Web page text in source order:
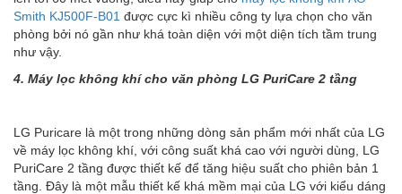
Smith KJ500F-B01 được cực kì nhiều công ty lựa chọn cho văn
phòng bởi nó gần như khá toàn diện với một diện tích tầm trung
như vậy.
4. Máy lọc không khí cho văn phòng LG PuriCare 2 tầng
LG Puricare là một trong những dòng sản phẩm mới nhất của LG
về máy lọc không khí, với công suất khá cao với người dùng, LG
PuriCare 2 tầng được thiết kế để tăng hiệu suất cho phiên bản 1
tầng. Đây là một mẫu thiết kế khá mềm mại của LG với kiểu dáng